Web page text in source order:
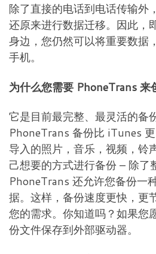
除了直接的电话到电话传输外
还原来进行数据迁移。因此，
身边，您仍然可以将重要数据
手机。
为什么您需要 PhoneTrans 来
它是目前最完整、最灵活的备
PhoneTrans 备份比 iTunes
导入的照片，音乐，视频，铃
己想要的方式进行备份 – 除了
PhoneTrans 还允许您备份一
据。这样，备份速度更快，更
您的需求。你知道吗？如果您
份文件保存到外部驱动器。